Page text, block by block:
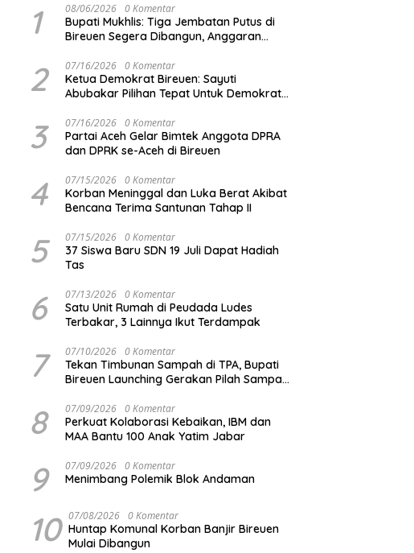
1 08/06/2026 0 Komentar
Bupati Mukhlis: Tiga Jembatan Putus di
Bireuen Segera Dibangun, Anggaran
2 07/16/2026 0 Komentar
Ketua Demokrat Bireuen: Sayuti
Abubakar Pilihan Tepat Untuk Demokrat
3 07/16/2026 0 Komentar
Partai Aceh Gelar Bimtek Anggota DPRA
dan DPRK se-Aceh di Bireuen
4 07/15/2026 0 Komentar
Korban Meninggal dan Luka Berat Akibat
Bencana Terima Santunan Tahap II
5 07/15/2026 0 Komentar
37 Siswa Baru SDN 19 Juli Dapat Hadiah
Tas
6 07/13/2026 0 Komentar
Satu Unit Rumah di Peudada Ludes
Terbakar, 3 Lainnya Ikut Terdampak
7 07/10/2026 0 Komentar
Tekan Timbunan Sampah di TPA, Bupati
Bireuen Launching Gerakan Pilah Sampah
8 07/09/2026 0 Komentar
Perkuat Kolaborasi Kebaikan, IBM dan
MAA Bantu 100 Anak Yatim Jabar
9 07/09/2026 0 Komentar
Menimbang Polemik Blok Andaman
10 07/08/2026 0 Komentar
Huntap Komunal Korban Banjir Bireuen
Mulai Dibangun